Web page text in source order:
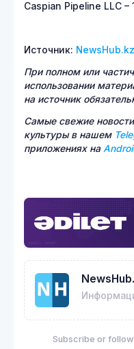
Caspian Pipeline LLC –
Источник: NewsHub.kz
При полном или
использовании
на источник
Самые свежие
культуры в нашем
приложениях на
Subscribe or